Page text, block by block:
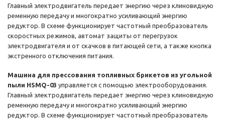
Главный электродвигатель передает энергию через клиновидную
ременную передачу и многократно усиливающий энергию
редуктор. В схеме функционирует частотный преобразователь
скоростных режимов, автомат защиты от перегрузок
электродвигателя и от скачков в питающей сети, а также кнопка
экстренного отключения питания.
Машина для прессования топливных брикетов из угольной
пыли HSMQ-03 управляется с помощью электрооборудования.
Главный электродвигатель передает энергию через клиновидную
ременную передачу и многократно усиливающий энергию
редуктор. В схеме функционирует частотный преобразователь